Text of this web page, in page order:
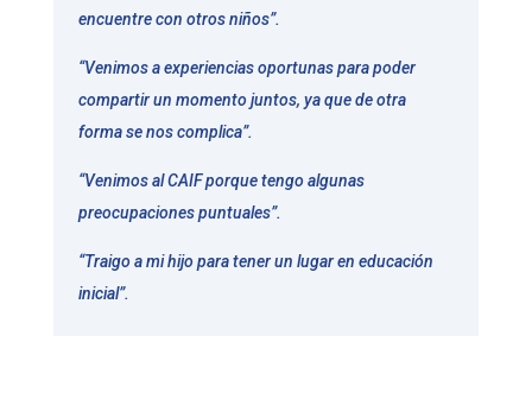
encuentre con otros niños”.
“Venimos a experiencias oportunas para poder
compartir un momento juntos, ya que de otra
forma se nos complica”.
“Venimos al CAIF porque tengo algunas
preocupaciones puntuales”.
“Traigo a mi hijo para tener un lugar en educación
inicial”.